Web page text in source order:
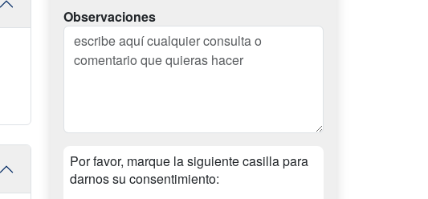
Observaciones
Por favor, marque la siguiente casilla para
darnos su consentimiento: